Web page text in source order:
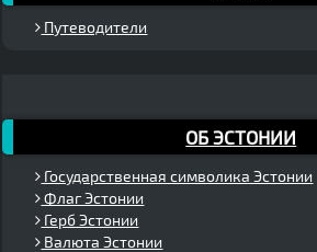
Путеводители
ОБ ЭСТОНИИ
Государственная символика Эстонии
Флаг Эстонии
Герб Эстонии
Валюта Эстонии